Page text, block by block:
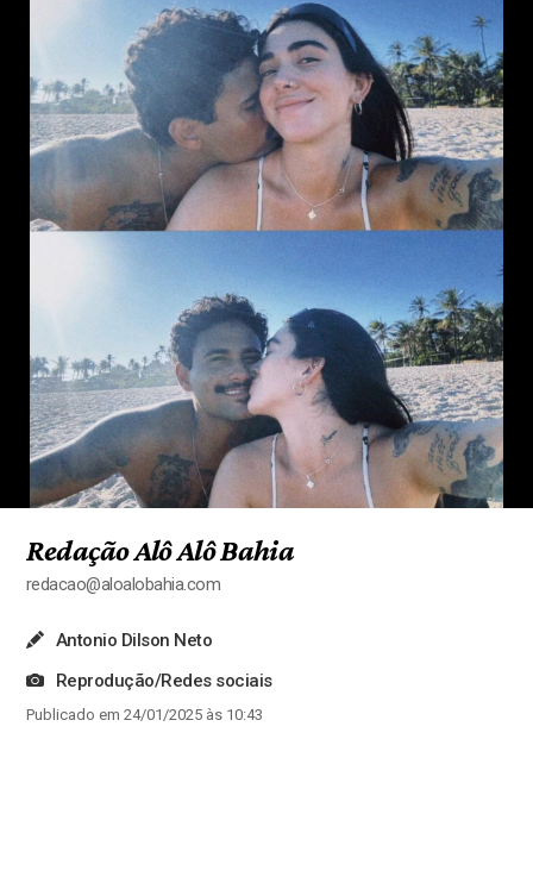
Redação Alô Alô Bahia
redacao@aloalobahia.com
Antonio Dilson Neto
Reprodução/Redes sociais
Publicado em 24/01/2025 às 10:43